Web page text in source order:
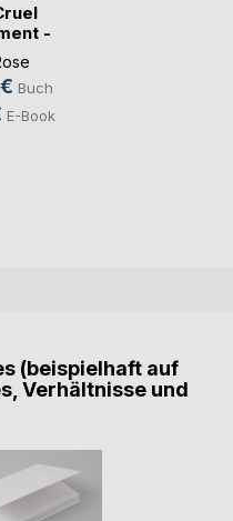
-
vo(...)
Buch
E-Book
(beispielhaft auf
Verhältnisse und